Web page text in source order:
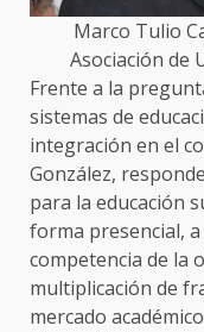
Marco Tulio
Asociación de
Frente a la
sistemas de
integración en el
González,
para la educación
forma presencial,
competencia de la
multiplicación de
mercado